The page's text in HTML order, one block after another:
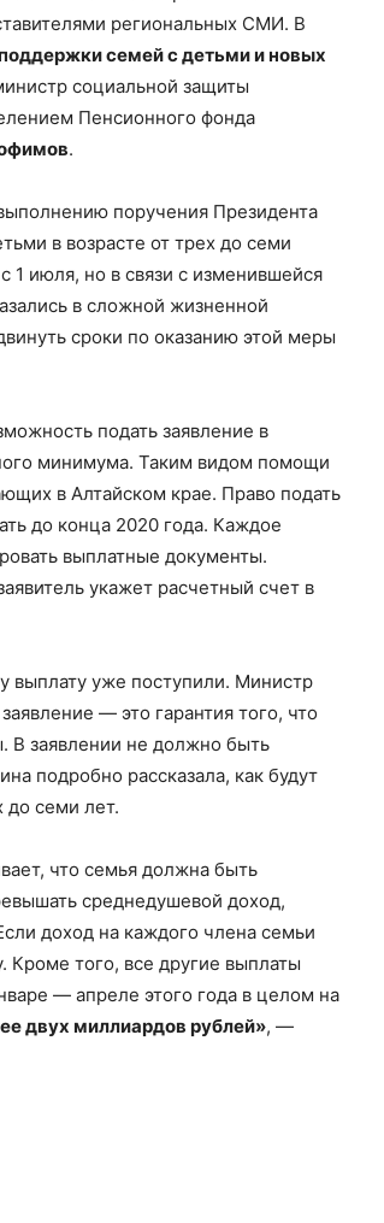
региональных СМИ. В
семей с детьми и новых
социальной защиты
Пенсионного фонда
.
поручения Президента
в возрасте от трех до семи
1 июля, но в связи с изменившейся
в сложной жизненной
сроки по оказанию этой меры
подать заявление в
минимума. Таким видом помощи
в Алтайском крае. Право подать
до конца 2020 года. Каждое
выплатные документы.
укажет расчетный счет в
выплату уже поступили. Министр
— это гарантия того, что
В заявлении не должно быть
подробно рассказала, как будут
до семи лет.
что семья должна быть
среднедушевой доход,
доход на каждого члена семьи
того, все другие выплаты
— апреле этого года в целом на
двух миллиардов рублей», —